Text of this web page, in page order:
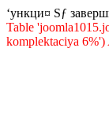
‘ункци¤ Ѕƒ
Table
komplektaciya